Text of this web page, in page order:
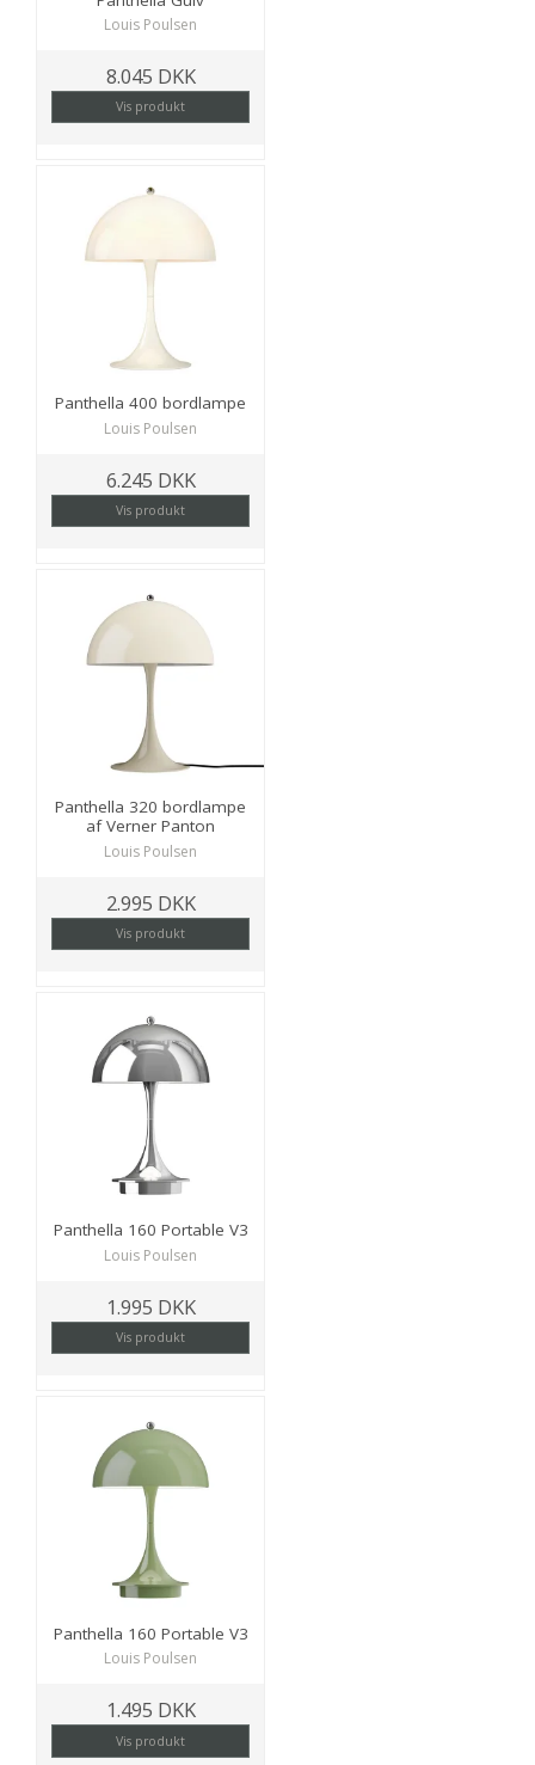
Louis Poulsen
8.045 DKK
Vis produkt
Panthella 400 bordlampe
Louis Poulsen
6.245 DKK
Vis produkt
Panthella 320 bordlampe
af Verner Panton
Louis Poulsen
2.995 DKK
Vis produkt
Panthella 160 Portable V3
Louis Poulsen
1.995 DKK
Vis produkt
Panthella 160 Portable V3
Louis Poulsen
1.495 DKK
Vis produkt